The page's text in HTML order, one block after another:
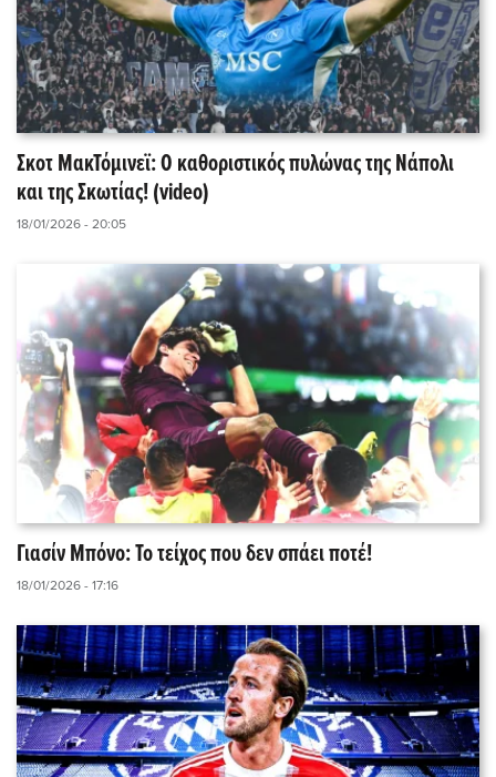
Σκοτ ΜακΤόμινεϊ: Ο καθοριστικός πυλώνας της Νάπολι
και της Σκωτίας! (video)
18/01/2026 - 20:05
Γιασίν Μπόνο: Το τείχος που δεν σπάει ποτέ!
18/01/2026 - 17:16